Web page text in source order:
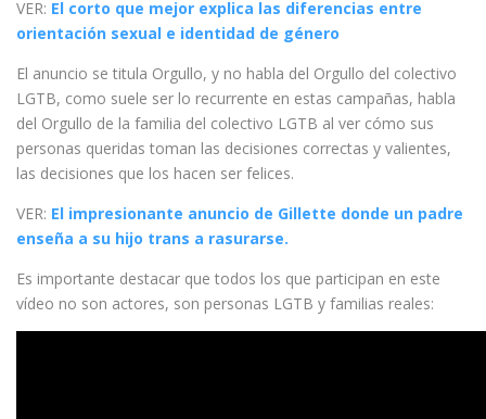
VER: El corto que mejor explica las diferencias entre
orientación sexual e identidad de género
El anuncio se titula Orgullo, y no habla del Orgullo del colectivo
LGTB, como suele ser lo recurrente en estas campañas, habla
del Orgullo de la familia del colectivo LGTB al ver cómo sus
personas queridas toman las decisiones correctas y valientes,
las decisiones que los hacen ser felices.
VER: El impresionante anuncio de Gillette donde un padre
enseña a su hijo trans a rasurarse.
Es importante destacar que todos los que participan en este
vídeo no son actores, son personas LGTB y familias reales: